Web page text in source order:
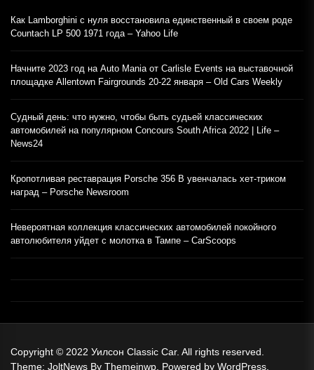
Как Lamborghini с нуля восстановила единственный в своем роде
Countach LP 500 1971 года – Yahoo Life
Начните 2023 год на Auto Mania от Carlisle Events на выставочной
площадке Allentown Fairgrounds 20-22 января – Old Cars Weekly
Судный день: что нужно, чтобы быть судьей классических
автомобилей на популярном Concours South Africa 2022 | Life –
News24
Кропотливая реставрация Porsche 356 B увенчалась хет-триком
наград – Porsche Newsroom
Невероятная коллекция классических автомобилей покойного
автолюбителя уйдет с молотка в Тампе – CarScoops
Copyright © 2022 Уилсон Classic Car. All rights reserved.
Theme: JoltNews By Themeinwp. Powered by WordPress.